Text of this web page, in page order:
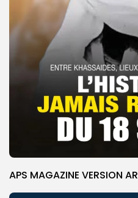
APS MAGAZINE VERSION AR